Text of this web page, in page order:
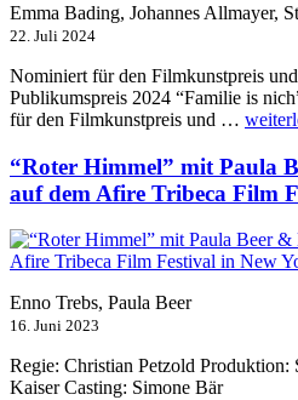
Emma Bading, Johannes Allmayer,
22. Juli 2024
Nominiert für den Filmkunstpreis
Publikumspreis 2024 “Familie is
für den Filmkunstpreis und … „20.
des
Films
“Roter Himmel” mit Paula
auf dem Afire Tribeca Film
Enno Trebs, Paula Beer
16. Juni 2023
Regie: Christian Petzold
Kaiser Casting: Simone Bär